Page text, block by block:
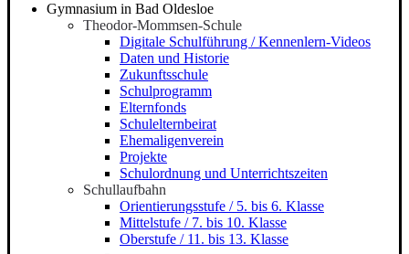
Gymnasium in Bad Oldesloe
Theodor-Mommsen-Schule
Digitale Schulführung / Kennenlern-Videos
Daten und Historie
Zukunftsschule
Schulprogramm
Elternfonds
Schulelternbeirat
Ehemaligenverein
Projekte
Schulordnung und Unterrichtszeiten
Schullaufbahn
Orientierungsstufe / 5. bis 6. Klasse
Mittelstufe / 7. bis 10. Klasse
Oberstufe / 11. bis 13. Klasse